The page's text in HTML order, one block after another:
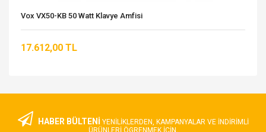
Vox VX50-KB 50 Watt Klavye Amfisi
17.612,00 TL
HABER BÜLTENİ YENILIKLERDEN, KAMPANYALAR VE INDIRIMLI
ÜRÜNLERI ÖGRENMEK IÇIN.